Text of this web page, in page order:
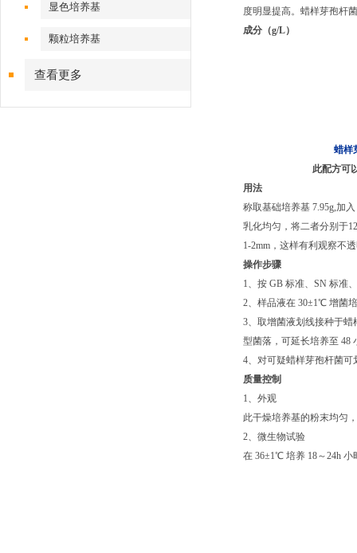
显色培养基
颗粒培养基
查看更多
度明显提高。蜡样芽孢杆
成分（g/L）
蜡样芽孢杆菌添
此配方可以进行改
用法
称取基础培养基 7.95g,加
乳化均匀，将二者分别于
1-2mm，这样有利观察不
操作步骤
1、按 GB 标准、SN 标准
2、样品液在 30±1℃ 增菌
3、取增菌液划线接种于
型菌落，可延长培养至 48
4、对可疑蜡样芽孢杆菌
质量控制
1、外观
此干燥培养基的粉末均匀
2、微生物试验
在 36±1℃ 培养 18～24h 小